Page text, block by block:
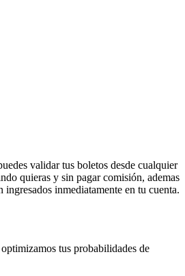
validar tus boletos desde cualquier
quieras y sin pagar comisión, ademas
ingresados inmediatamente en tu cuenta.
tus probabilidades de